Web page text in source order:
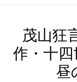
茂山狂
作・十四
昼